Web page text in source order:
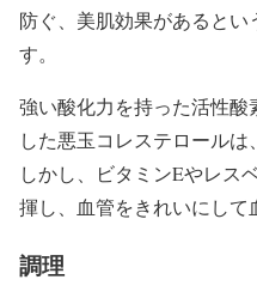
防ぐ、美肌効果があると
す。
強い酸化力を持った活性
した悪玉コレステロールは
しかし、ビタミンEやレス
揮し、血管をきれいにして
調理